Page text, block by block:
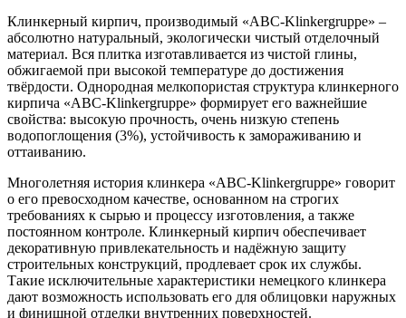
Клинкерный кирпич, производимый «ABC-Klinkergruppe» –
абсолютно натуральный, экологически чистый отделочный
материал. Вся плитка изготавливается из чистой глины,
обжигаемой при высокой температуре до достижения
твёрдости. Однородная мелкопористая структура клинкерного
кирпича «ABC-Klinkergruppe» формирует его важнейшие
свойства: высокую прочность, очень низкую степень
водопоглощения (3%), устойчивость к замораживанию и
оттаиванию.
Многолетняя история клинкера «ABC-Klinkergruppe» говорит
о его превосходном качестве, основанном на строгих
требованиях к сырью и процессу изготовления, а также
постоянном контроле. Клинкерный кирпич обеспечивает
декоративную привлекательность и надёжную защиту
строительных конструкций, продлевает срок их службы.
Такие исключительные характеристики немецкого клинкера
дают возможность использовать его для облицовки наружных
и финишной отделки внутренних поверхностей.